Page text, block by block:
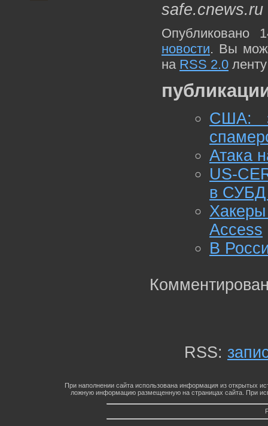
safe.cnews.ru
Опубликовано
новости. Вы
на RSS 2.0
США:
Атака
US-
в СУБД
Access
В
RSS:
При наполнении сайта использована информация из открытых
ложную информацию размещенную на страницах сайта. При